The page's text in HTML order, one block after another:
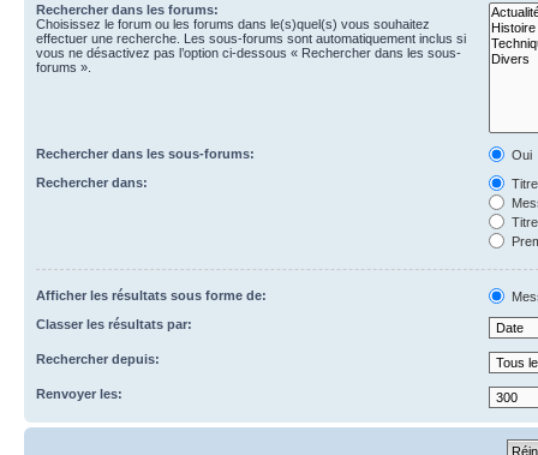
Rechercher dans les forums:
Choisissez le forum ou les forums dans le(s)quel(s) vous souhaitez
effectuer une recherche. Les sous-forums sont automatiquement inclus si
vous ne désactivez pas l’option ci-dessous « Rechercher dans les sous-
forums ».
Rechercher dans les sous-forums:
Oui
Rechercher dans:
Afficher les résultats sous forme de:
Classer les résultats par:
Rechercher depuis:
Renvoyer les: